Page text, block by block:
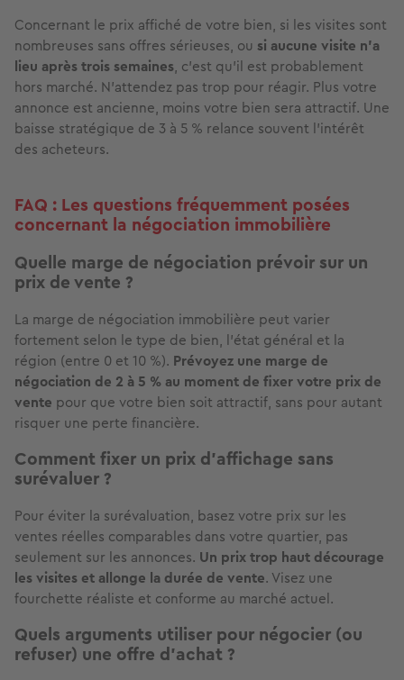
Concernant le prix affiché de votre bien, si les visites sont
nombreuses sans offres sérieuses, ou si aucune visite n’a
lieu après trois semaines, c’est qu’il est probablement
hors marché. N’attendez pas trop pour réagir. Plus votre
annonce est ancienne, moins votre bien sera attractif. Une
baisse stratégique de 3 à 5 % relance souvent l’intérêt
des acheteurs.
FAQ : Les questions fréquemment posées
concernant la négociation immobilière
Quelle marge de négociation prévoir sur un
prix de vente ?
La marge de négociation immobilière peut varier
fortement selon le type de bien, l’état général et la
région (entre 0 et 10 %). Prévoyez une marge de
négociation de 2 à 5 % au moment de fixer votre prix de
vente pour que votre bien soit attractif, sans pour autant
risquer une perte financière.
Comment fixer un prix d’affichage sans
surévaluer ?
Pour éviter la surévaluation, basez votre prix sur les
ventes réelles comparables dans votre quartier, pas
seulement sur les annonces. Un prix trop haut décourage
les visites et allonge la durée de vente. Visez une
fourchette réaliste et conforme au marché actuel.
Quels arguments utiliser pour négocier (ou
refuser) une offre d’achat ?